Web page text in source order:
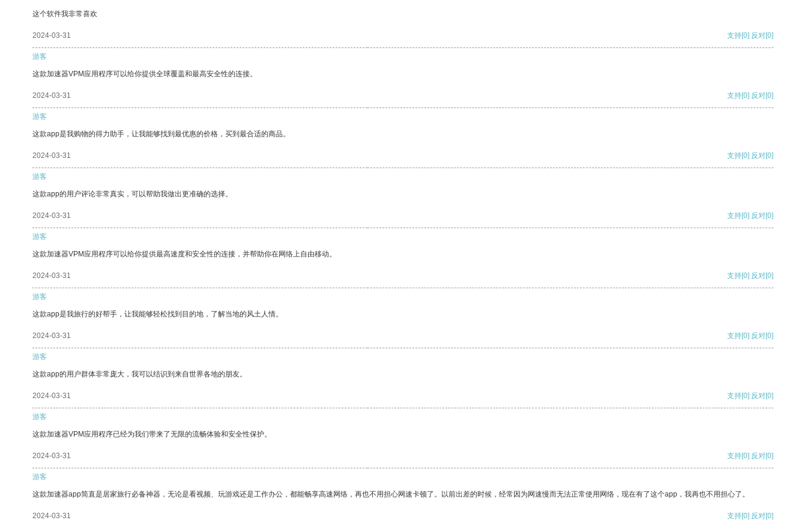
这个软件我非常喜欢
2024-03-31 支持[0] 反对[0]
游客
这款加速器VPM应用程序可以给你提供全球覆盖和最高安全性的连接。
2024-03-31 支持[0] 反对[0]
游客
这款app是我购物的得力助手，让我能够找到最优惠的价格，买到最合适的商品。
2024-03-31 支持[0] 反对[0]
游客
这款app的用户评论非常真实，可以帮助我做出更准确的选择。
2024-03-31 支持[0] 反对[0]
游客
这款加速器VPM应用程序可以给你提供最高速度和安全性的连接，并帮助你在网络上自由移动。
2024-03-31 支持[0] 反对[0]
游客
这款app是我旅行的好帮手，让我能够轻松找到目的地，了解当地的风土人情。
2024-03-31 支持[0] 反对[0]
游客
这款app的用户群体非常庞大，我可以结识到来自世界各地的朋友。
2024-03-31 支持[0] 反对[0]
游客
这款加速器VPM应用程序已经为我们带来了无限的流畅体验和安全性保护。
2024-03-31 支持[0] 反对[0]
游客
这款加速器app简直是居家旅行必备神器，无论是看视频、玩游戏还是工作办公，都能畅享高速网络，再也不用担心网速卡顿了。以前出差的时候，经常因为网速慢而无法正常使用网络，现在有了这个app，我再也不用担心了。
2024-03-31 支持[0] 反对[0]